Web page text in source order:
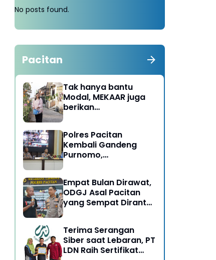
No posts found.
Pacitan
Tak hanya bantu
Modal, MEKAAR juga
berikan
Dapur Tetap Ngebul
Polres Pacitan
Kembali Gandeng
Purnomo,
Rehabilitasi
Empat Bulan Dirawat,
ODGJ Asal Pacitan
yang Sempat Dirantai
Terima Serangan
Siber saat Lebaran, PT
LDN Raih Sertifikat